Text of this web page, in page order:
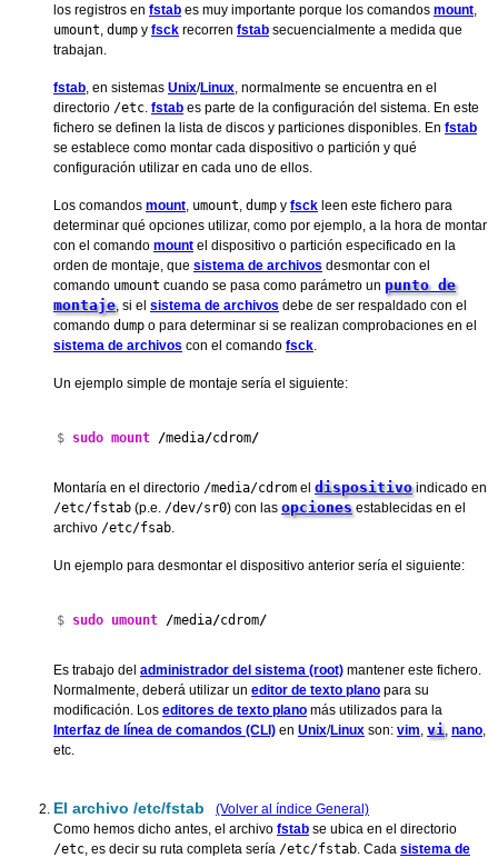
los registros en fstab es muy importante porque los comandos mount,
umount, dump y fsck recorren fstab secuencialmente a medida que
trabajan.
fstab, en sistemas Unix/Linux, normalmente se encuentra en el
directorio /etc. fstab es parte de la configuración del sistema. En este
fichero se definen la lista de discos y particiones disponibles. En fstab
se establece como montar cada dispositivo o partición y qué
configuración utilizar en cada uno de ellos.
Los comandos mount, umount, dump y fsck leen este fichero para
determinar qué opciones utilizar, como por ejemplo, a la hora de montar
con el comando mount el dispositivo o partición especificado en la
orden de montaje, que sistema de archivos desmontar con el
comando umount cuando se pasa como parámetro un punto de
montaje, si el sistema de archivos debe de ser respaldado con el
comando dump o para determinar si se realizan comprobaciones en el
sistema de archivos con el comando fsck.
Un ejemplo simple de montaje sería el siguiente:
$ sudo mount /media/cdrom/
Montaría en el directorio /media/cdrom el dispositivoindicado en
/etc/fstab (p.e. /dev/sr0) con las opcionesestablecidas en el
archivo /etc/fsab.
Un ejemplo para desmontar el dispositivo anterior sería el siguiente:
$ sudo umount /media/cdrom/
Es trabajo del administrador del sistema (root) mantener este fichero.
Normalmente, deberá utilizar un editor de texto plano para su
modificación. Los editores de texto plano más utilizados para la
Interfaz de línea de comandos (CLI) en Unix/Linux son: vim, vi, nano,
etc.
El archivo /etc/fstab
(Volver al índice General)
Como hemos dicho antes, el archivo fstab se ubica en el directorio
/etc, es decir su ruta completa sería /etc/fstab. Cada sistema de